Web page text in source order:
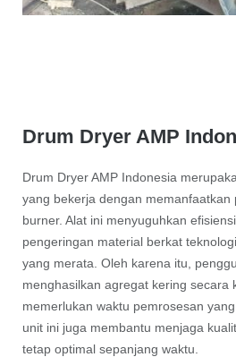
Drum Dryer AMP
Drum Dryer AMP Indonesia
yang bekerja dengan memanfaatkan
burner. Alat ini menyuguhkan
pengeringan material berkat
yang merata. Oleh karena itu,
menghasilkan agregat kering secara
memerlukan waktu pemrosesan
unit ini juga membantu menjaga
tetap optimal sepanjang waktu.